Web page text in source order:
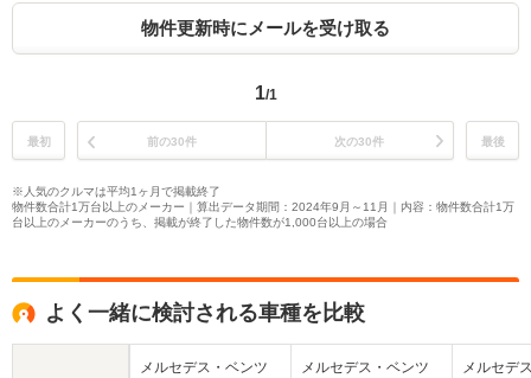
物件更新時にメールを受け取る
1/1
最初 前の30件 次の30件 最後
※人気のクルマは平均1ヶ月で掲載終了
物件数合計1万台以上のメーカー｜算出データ期間：2024年9月～11月｜内容：物件数合計1万
台以上のメーカーのうち、掲載が終了した物件数が1,000台以上の場合
よく一緒に検討される車種を比較
メルセデス・ベンツ メルセデス・ベンツ メルセデ